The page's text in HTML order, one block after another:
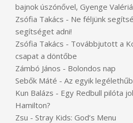
bajnok úszónővel, Gyenge
Zsófia Takács - Ne féljünk
segítséget adni!
Zsófia Takács - Továbbjutott a
csapat a döntőbe
Zámbó János - Bolondos nap
Sebők Máté - Az egyik
Kun Balázs - Egy Redbull pilóta
Hamilton?
Zsu - Stray Kids: God’s Menu